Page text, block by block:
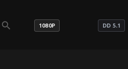
search 1080P DD 5.1